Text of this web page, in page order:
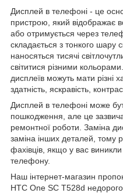
Дисплей в телефоні - це
пристрою, який відображає
або отримується через
складається з тонкого шару
наносяться тисячі
світитися різними
дисплеїв можуть мати різні
здатність, яскравість,
Дисплей в телефоні може
пошкодження, але це
ремонтної роботи. Заміна
заміна інших деталей, тому
фахівців, якщо у вас
телефону.
Наш інтернет-магазин
HTC One SC T528d